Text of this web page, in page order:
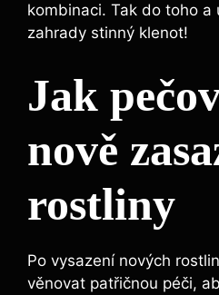
kombinaci. Tak do toho a
zahrady stinný klenot!
Jak
nově
rostliny
Po vysazení nových
věnovat patřičnou péči,